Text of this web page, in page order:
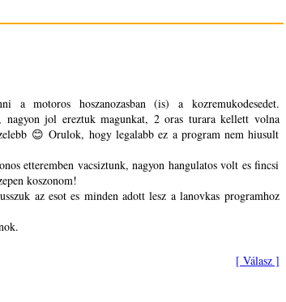
a motoros hoszanozasban (is) a kozremukodesedet.
nagyon jol ereztuk magunkat, 2 oras turara kellett volna
😊 Orulok, hogy legalabb ez a program nem hiusult
etteremben vacsiztunk, nagyon hangulatos volt es fincsi
koszonom!
az esot es minden adott lesz a lanovkas programhoz
[ Válasz ]